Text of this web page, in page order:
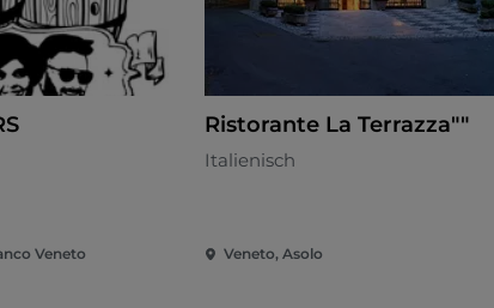
Veneto
Ristorante La Terrazza""
Italienisch
Veneto, Asolo